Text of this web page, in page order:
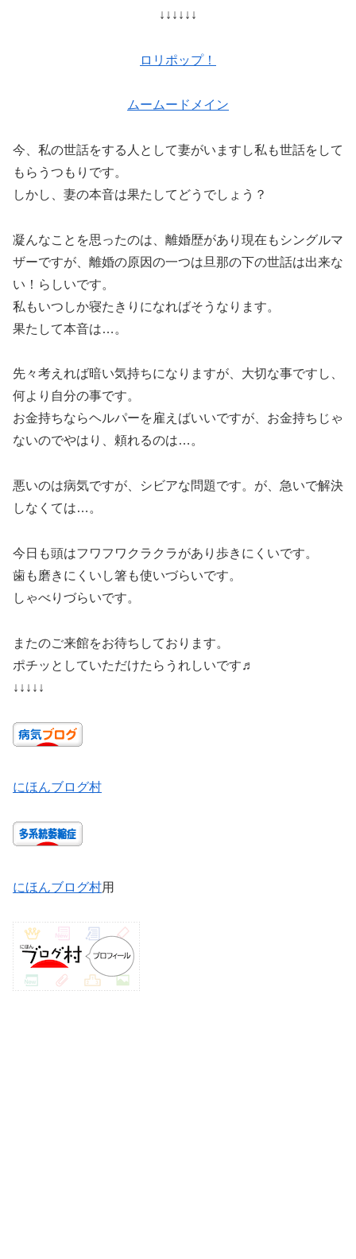
↓↓↓↓↓↓
ロリポップ！
ムームードメイン
今、私の世話をする人として妻がいますし私も世話をして
もらうつもりです。
しかし、妻の本音は果たしてどうでしょう？
凝んなことを思ったのは、離婚歴があり現在もシングルマ
ザーですが、離婚の原因の一つは旦那の下の世話は出来な
い！らしいです。
私もいつしか寝たきりになればそうなります。
果たして本音は…。
先々考えれば暗い気持ちになりますが、大切な事ですし、
何より自分の事です。
お金持ちならヘルパーを雇えばいいですが、お金持ちじゃ
ないのでやはり、頼れるのは…。
悪いのは病気ですが、シビアな問題です。が、急いで解決
しなくては…。
今日も頭はフワフワクラクラがあり歩きにくいです。
歯も磨きにくいし箸も使いづらいです。
しゃべりづらいです。
またのご来館をお待ちしております。
ポチッとしていただけたらうれしいです♬
↓↓↓↓↓
にほんブログ村
にほんブログ村用